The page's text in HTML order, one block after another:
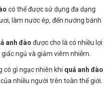
có thể được sử dụng đa dạng
làm nước ép, đến nướng bánh
anh đào được cho là có nhiều lợi
ngủ và giảm viêm nhiễm.
có gì ngạc nhiên khi quả anh đào
nhiều người trên toàn thế giới.